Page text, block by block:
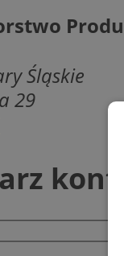
Śląskie
29